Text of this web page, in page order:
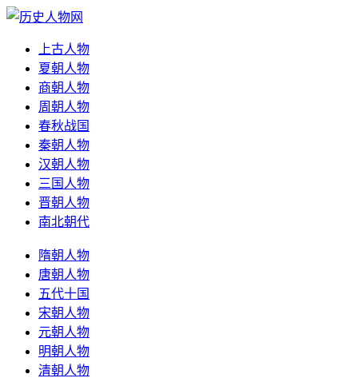
上古人物
夏朝人物
商朝人物
周朝人物
春秋战国
秦朝人物
汉朝人物
三国人物
晋朝人物
南北朝代
隋朝人物
唐朝人物
五代十国
宋朝人物
元朝人物
明朝人物
清朝人物